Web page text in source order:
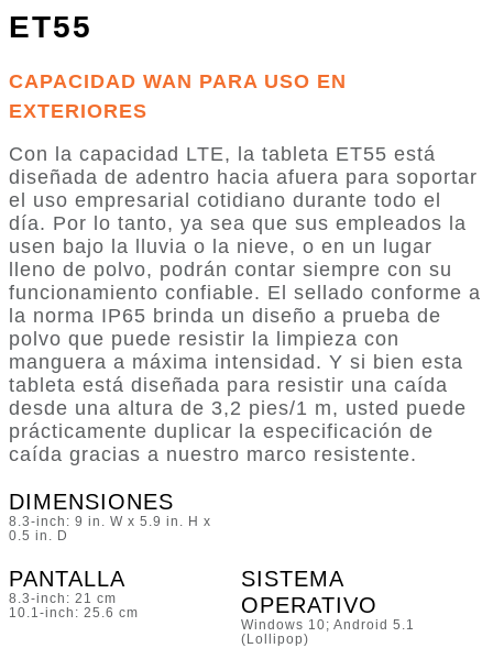
ET55
CAPACIDAD WAN PARA USO EN
EXTERIORES
Con la capacidad LTE, la tableta ET55 está
diseñada de adentro hacia afuera para soportar
el uso empresarial cotidiano durante todo el
día. Por lo tanto, ya sea que sus empleados la
usen bajo la lluvia o la nieve, o en un lugar
lleno de polvo, podrán contar siempre con su
funcionamiento confiable. El sellado conforme a
la norma IP65 brinda un diseño a prueba de
polvo que puede resistir la limpieza con
manguera a máxima intensidad. Y si bien esta
tableta está diseñada para resistir una caída
desde una altura de 3,2 pies/1 m, usted puede
prácticamente duplicar la especificación de
caída gracias a nuestro marco resistente.
DIMENSIONES
8.3-inch: 9 in. W x 5.9 in. H x
0.5 in. D
PANTALLA
8.3-inch: 21 cm
10.1-inch: 25.6 cm
SISTEMA
OPERATIVO
Windows 10; Android 5.1
(Lollipop)